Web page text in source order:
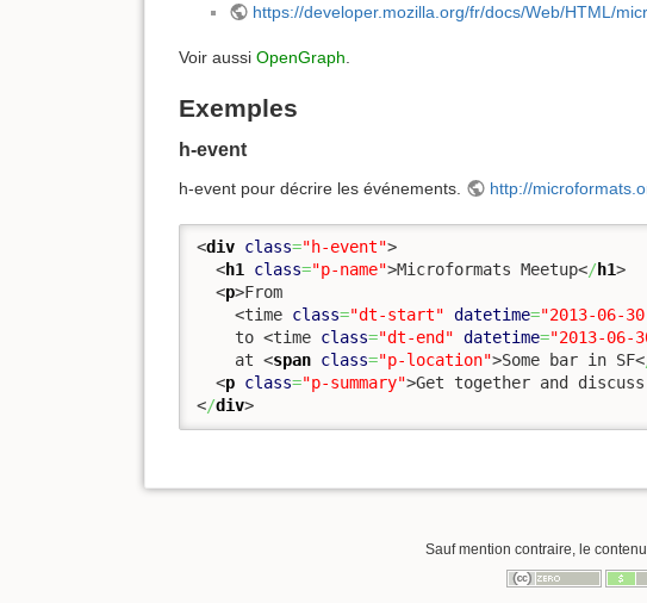
https://developer.mozilla.org/fr/docs/Web/HTML/
Voir aussi OpenGraph.
Exemples
h-event
h-event pour décrire les événements. http://
<div class="h-event">
<h1 class="p-name">Microformats Meetup</h1>
<p>From
<time class="dt-start" datetime="2013-06-
    to
<time class="dt-end" datetime="2013-06-
    at
<span class="p-location">Some bar in SF<
<p class="p-summary">Get together and
</div>
Sauf mention contraire, le